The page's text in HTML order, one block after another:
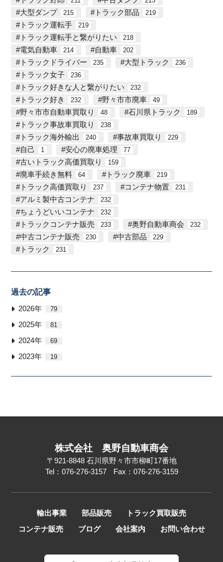
大型ダンプ 215 トラック部品 219
トラック運転手 219
トラック運転手と繋がりたい 218
電気自動車 214 自動車 202
トラックドライバー 235 大型トラック 236
トラック女子 236
トラック好きな人と繋がりたい 232
トラック好き 232 野々市市廃車 49
野々市市自動車買取り 48 石川県トラック 189
トラック事故車買取り 238
トラック海外輸出 240 事故車買取り 229
自己 1 安心の廃車処理 77
古いトラック高価買取り 159
廃車手続き無料 64 トラック廃車 219
トラック高価買取り 237 コンテナ物置 231
アルミ製中古コンテナ 232
ちょうどいいコンテナ 232
トラックコンテナ販売 233 奥野自動車商会 232
中古コンテナ販売 230 中古部品 229
トラック 231
過去の記事
2026年 79
2025年 81
2024年 69
2023年 19
株式会社 奥野自動車商会
〒921-8848 石川県野々市市柳町17番地
Tel：076-276-3157
Fax：076-276-3159
輸出事業 部品販売
トラック買取販売
コンテナ販売
ブログ 会社案内 お問い合わせ